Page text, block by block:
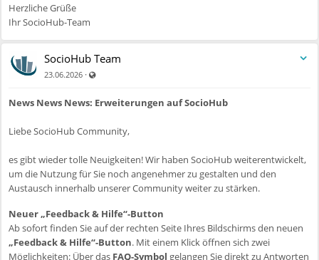
Herzliche Grüße
Ihr SocioHub-Team
SocioHub Team
23.06.2026 ·
News News News: Erweiterungen auf SocioHub
Liebe SocioHub Community,
es gibt wieder tolle Neuigkeiten! Wir haben SocioHub weiterentwickelt,
um die Nutzung für Sie noch angenehmer zu gestalten und den
Austausch innerhalb unserer Community weiter zu stärken.
Neuer „Feedback & Hilfe“-Button
Ab sofort finden Sie auf der rechten Seite Ihres Bildschirms den neuen
„Feedback & Hilfe“-Button. Mit einem Klick öffnen sich zwei
Möglichkeiten: Über das FAQ-Symbol gelangen Sie direkt zu Antworten